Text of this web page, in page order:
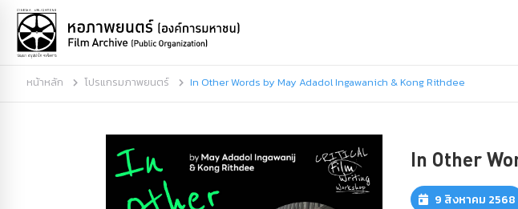
หน้าหลัก โปรแกรมภาพยนตร์ In Other Words by May Adadol Ingawanich & Kong Rithdee
In Other
9 สิงหาคม 2568